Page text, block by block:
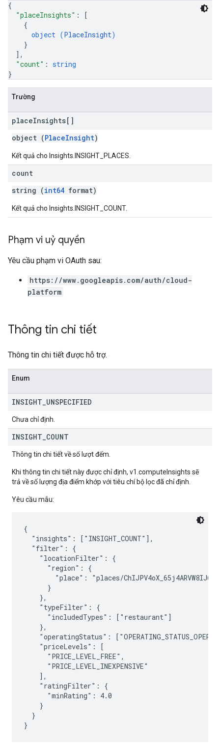
{
"placeInsights" :
[
{
object (PlaceInsight)
}
] ,
"count" : string
}
Trường
placeInsights[]
object (PlaceInsight)
Kết quả cho Insights.INSIGHT_PLACES.
count
string (int64 format)
Kết quả cho Insights.INSIGHT_COUNT.
Phạm vi uỷ quyền
Yêu cầu phạm vi OAuth sau:
https://www.googleapis.com/auth/cloud-
platform
Thông tin chi tiết
Thông tin chi tiết được hỗ trợ.
Enum
INSIGHT UNSPECIFIED
Chưa chỉ định.
INSIGHT COUNT
Thông tin chi tiết về số lượt đếm.
Khi thông tin chi tiết này được chỉ định, v1.computeInsights sẽ
trả về số lượng địa điểm khớp với tiêu chí bộ lọc đã chỉ định.
Yêu cầu mẫu:
{
  "insights": ["INSIGHT_COUNT"],
  "filter": {
    "locationFilter": {
      "region": {
"place": "places/
      }
    },
    "typeFilter": {
      "includedTypes": ["restaurant"]
    },
"operatingStatus":
    "priceLevels": [
      "PRICE_LEVEL_FREE",
      "PRICE_LEVEL_INEXPENSIVE"
    ],
    "ratingFilter": {
      "minRating": 4.0
    }
  }